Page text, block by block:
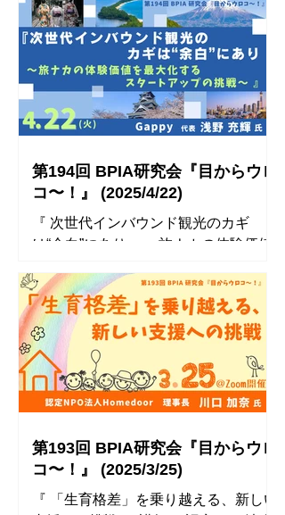
へ！ 』 講師： 株式会社やさしいビジ
ネスラボ 代表取締役 中川 功一 氏
◾️ 開催レポート ◾️ 参加者のコメント
⚫︎...
第194回 BPIA研究会『目からウロ
コ〜！』 (2025/4/22)
『 次世代インバウンド観光のカギ
は“余白”にあり 〜旅ナカの体験価値
』 講師： Gappy 代表 浅野 充輝 氏 ◾️
開催レポート ◾️ 参加者のコメント ● 形
成された市場におけるペインの定義方
法が秀逸で大変感心しました。言語化
も...
第193回 BPIA研究会『目からウロ
コ〜！』 (2025/3/25)
『 「生育格差」を乗り越える、新しい